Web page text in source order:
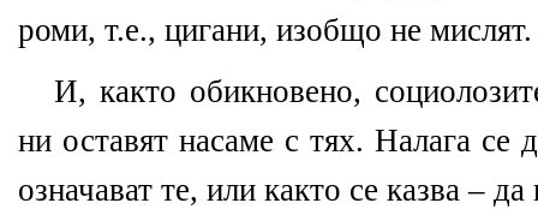
роми, т.е., цигани, изобщо не мислят.
И, както обикновено,
ни оставят насаме с тях. Налага се
означават те, или както се казва –